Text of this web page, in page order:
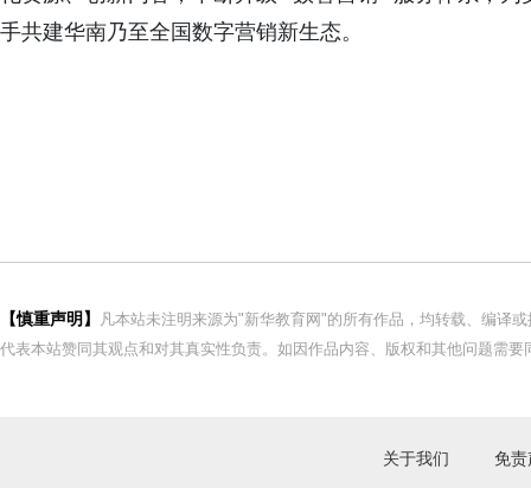
手共建华南乃至全国数字营销新生态。
【慎重声明】
凡本站未注明来源为"新华教育网"的所有作品，均转载、编译
代表本站赞同其观点和对其真实性负责。如因作品内容、版权和其他问题需
关于我们 免责